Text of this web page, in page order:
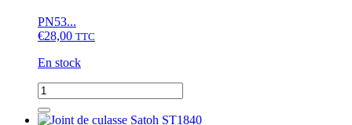
PN53...
€28,00 TTC
En stock
quantité
de
Joint